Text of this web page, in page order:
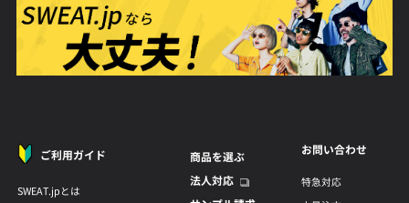
ご利用ガイド
SWEAT.jpとは
商品を選ぶ
法人対応
お問い合わせ
特急対応